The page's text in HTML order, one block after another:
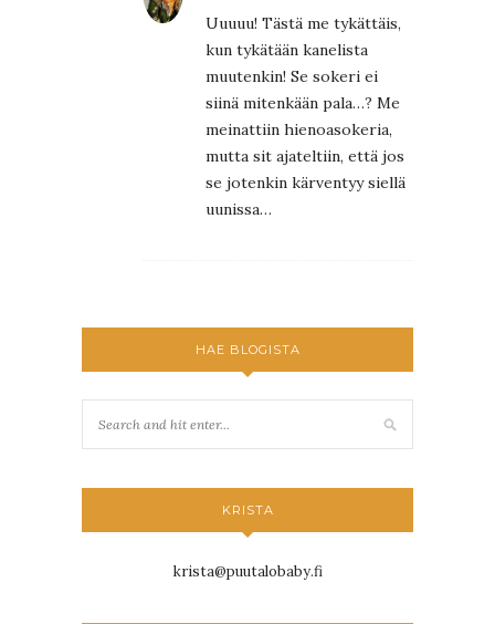
Uuuuu! Tästä me tykättäis,
kun tykätään kanelista
muutenkin! Se sokeri ei
siinä mitenkään pala…? Me
meinattiin hienoasokeria,
mutta sit ajateltiin, että jos
se jotenkin kärventyy siellä
uunissa…
HAE BLOGISTA
KRISTA
krista@puutalobaby.fi